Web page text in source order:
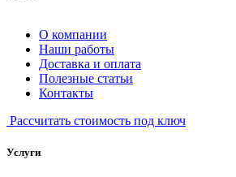
О компании
Наши работы
Доставка и оплата
Полезные статьи
Контакты
Рассчитать стоимость под ключ
Услуги